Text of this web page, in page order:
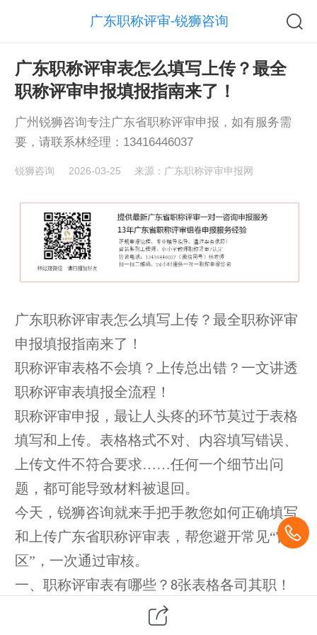
广东职称评审-锐狮咨询
广东职称评审表怎么填写上传？最全
职称评审申报填报指南来了！
广州锐狮咨询专注广东省职称评审申报，如有服务需
要，请联系林经理：13416446037
锐狮咨询 2026-03-25 来源：广东职称评审申报网
广东职称评审表怎么填写上传？最全职称评审
申报填报指南来了！
职称评审表格不会填？上传总出错？一文讲透
职称评审表填报全流程！
职称评审申报，最让人头疼的环节莫过于表格
填写和上传。表格格式不对、内容填写错误、
上传文件不符合要求……任何一个细节出问
题，都可能导致材料被退回。
今天， 锐狮咨询就来手把手教您如何正确填写
和上传广东省职称评审表，帮您避开常见“雷
区”，一次通过审核。
一、职称评审表有哪些？ 8张表格各司其职！
广东省职称评审申报表格由省人力资源和社会